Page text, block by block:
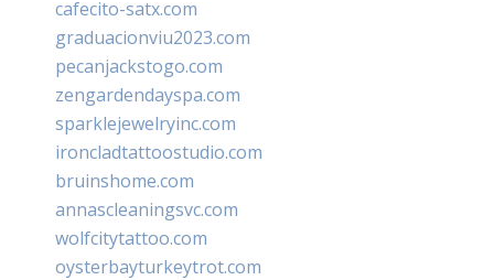
cafecito-satx.com
graduacionviu2023.com
pecanjackstogo.com
zengardendayspa.com
sparklejewelryinc.com
ironcladtattoostudio.com
bruinshome.com
annascleaningsvc.com
wolfcitytattoo.com
oysterbayturkeytrot.com